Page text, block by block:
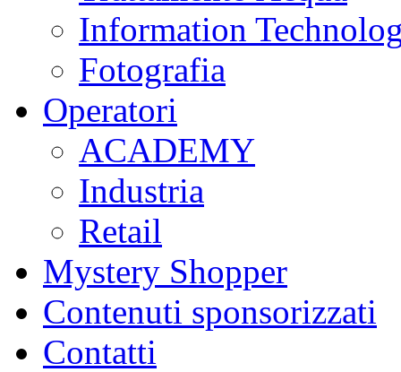
Information
Fotografia
Operatori
ACADEMY
Industria
Retail
Mystery Shopper
Contenuti sponsorizzati
Contatti